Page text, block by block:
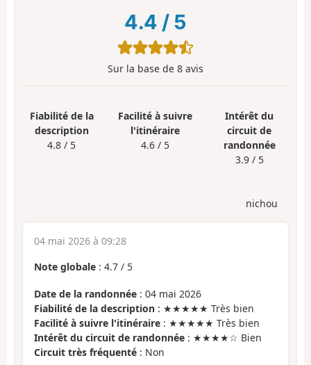
4.4 / 5
Sur la base de 8 avis
Fiabilité de la
description
4.8 / 5
Facilité à suivre
l'itinéraire
4.6 / 5
Intérêt du
circuit de
randonnée
3.9 / 5
nichou
04 mai 2026 à 09:28
Note globale : 4.7 / 5
Date de la randonnée : 04 mai 2026
Fiabilité de la description : ★★★★★ Très bien
Facilité à suivre l'itinéraire : ★★★★★ Très bien
Intérêt du circuit de randonnée : ★★★★☆ Bien
Circuit très fréquenté : Non